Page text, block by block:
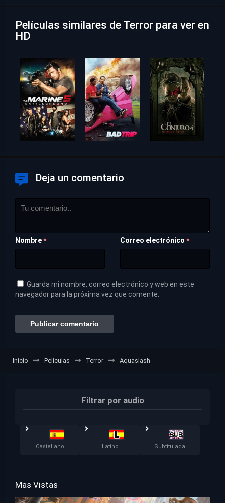
Películas similares de Terror para ver en
HD
Deja un comentario
Nombre * Correo electrónico *
Guarda mi nombre, correo electrónico y web en este
navegador para la próxima vez que comente.
Inicio Películas Terror Aquaslash
Filtrar por audio
Castellano Latino Subtitulada
Mas Vistas